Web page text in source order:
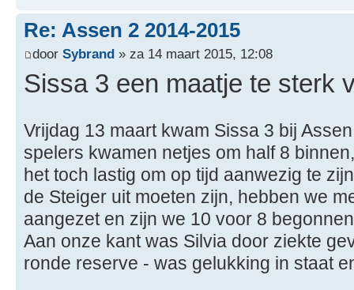
Re: Assen 2 2014-2015
door Sybrand » za 14 maart 2015, 12:08
Sissa 3 een maatje te sterk
Vrijdag 13 maart kwam Sissa 3 bij
spelers kwamen netjes om half 8
het toch lastig om op tijd aanwezig te
de Steiger uit moeten zijn, hebben we
aangezet en zijn we 10 voor 8
Aan onze kant was Silvia door ziekte
ronde reserve - was gelukking in staat